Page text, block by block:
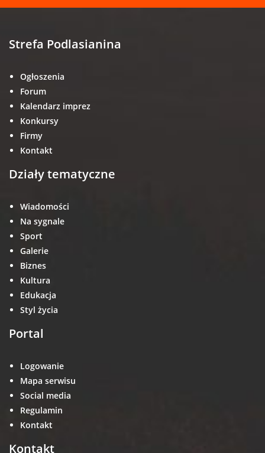
Strefa Podlasianina
Ogłoszenia
Forum
Kalendarz imprez
Konkursy
Firmy
Kontakt
Działy tematyczne
Wiadomości
Na sygnale
Sport
Galerie
Biznes
Kultura
Edukacja
Styl życia
Portal
Logowanie
Mapa serwisu
Social media
Regulamin
Kontakt
Kontakt